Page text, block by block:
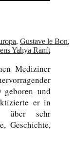
, Gustave le Bon,
Yahya Ranft
Mediziner
und
er in
über sehr
Geschichte,